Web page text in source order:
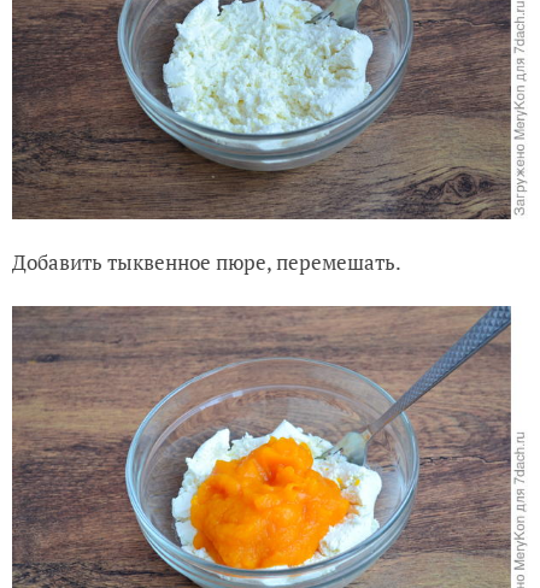
Добавить тыквенное пюре, перемешать.